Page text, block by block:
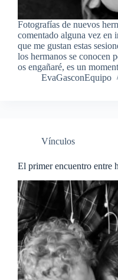
Fotografías de nuevos
comentado alguna vez en
que me gustan estas
los hermanos se conocen
os engañaré, es un
EvaGasconEquipo
Vínculos
El primer encuentro entre